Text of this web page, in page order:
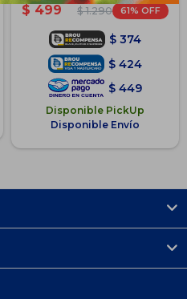
indigo
$ 499 $ 1.290 61
$ 374
$ 424
$ 449
Disponible PickUp
Disponible Envío